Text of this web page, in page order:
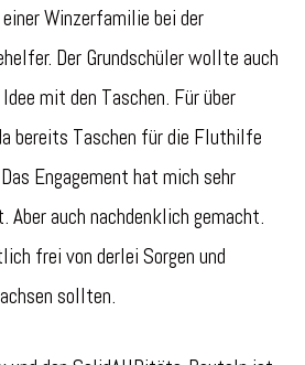
Winzerfamilie bei der
Der Grundschüler wollte auch
mit den Taschen. Für über
bereits Taschen für die Fluthilfe
Engagement hat mich sehr
Aber auch nachdenklich gemacht.
frei von derlei Sorgen und
sollten.